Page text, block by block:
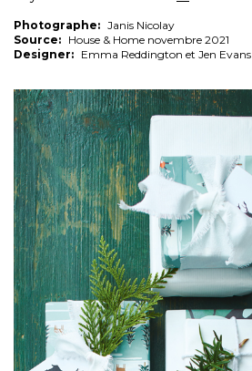
Photographe: Janis Nicolay
Source: House & Home novembre 2021
Designer: Emma Reddington et Jen Evans